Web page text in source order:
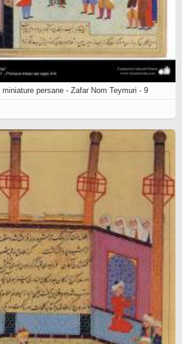
persane - Zafar Nom Teymuri - 9